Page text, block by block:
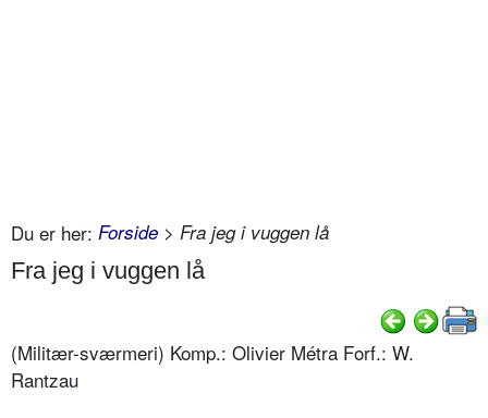
Du er her: Forside > Fra jeg i vuggen lå
Fra jeg i vuggen lå
(Militær-sværmeri) Komp.: Olivier Métra Forf.: W.
Rantzau